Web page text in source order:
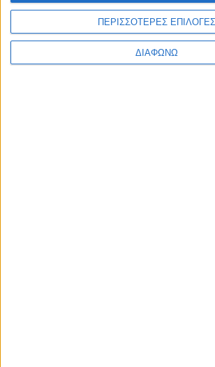
ΠΕΡΙΣΣΟΤΕΡΕΣ ΕΠΙΛΟΓΕΣ
ΔΙΑΦΩΝΩ